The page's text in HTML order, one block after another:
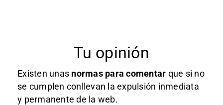
Tu opinión
Existen unas normas para comentar que si no
se cumplen conllevan la expulsión inmediata
y permanente de la web.